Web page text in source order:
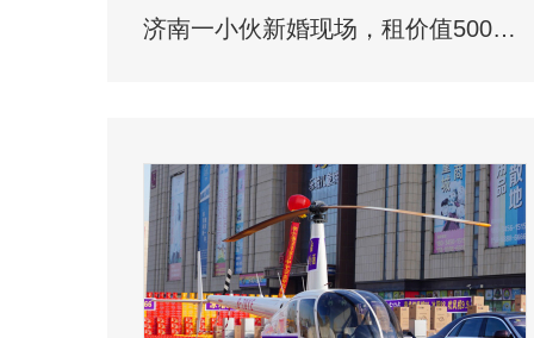
济南一小伙新婚现场，租价值500多万的直升机助阵